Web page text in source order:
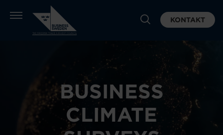
KONTAKT
BUSINESS
CLIMATE